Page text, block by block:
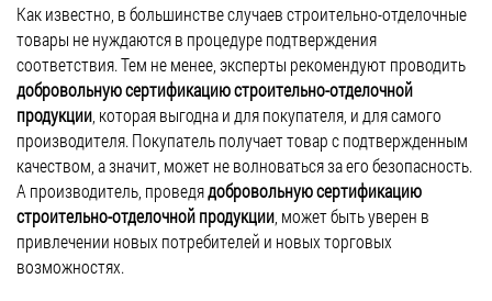
Как известно, в большинстве случаев строительно-отделочные
товары не нуждаются в процедуре подтверждения
соответствия. Тем не менее, эксперты рекомендуют проводить
добровольную сертификацию строительно-отделочной
продукции , которая выгодна и для покупателя, и для самого
производителя. Покупатель получает товар с подтвержденным
качеством, а значит, может не волноваться за его безопасность.
А производитель, проведядобровольную сертификацию
строительно-отделочной продукции , может быть уверен в
привлечении новых потребителей и новых торговых
возможностях.
образования небольшой щели по периметру всего оконного
блока. Кроме этого, каждое окно должно быть укомплектовано
замком безопасности, применение которого будет блокировать
[…]
Для добровольной сертификации продуктов
органического производства разработан